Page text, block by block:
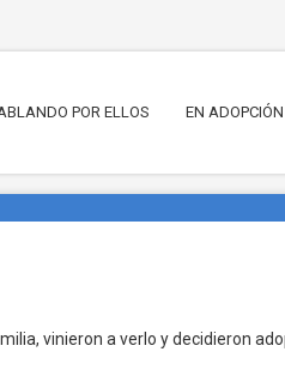
POR ELLOS EN ADOPCIÓN
vinieron a verlo y decidieron